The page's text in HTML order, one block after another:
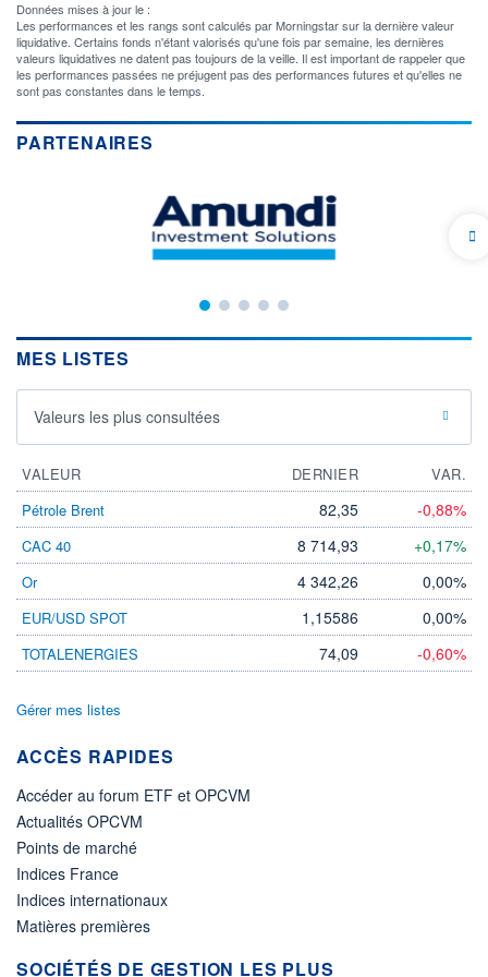
Données mises à jour le :
Les performances et les rangs sont calculés par Morningstar sur la dernière valeur
liquidative. Certains fonds n'étant valorisés qu'une fois par semaine, les dernières
valeurs liquidatives ne datent pas toujours de la veille. Il est important de rappeler que
les performances passées ne préjugent pas des performances futures et qu'elles ne
sont pas constantes dans le temps.
PARTENAIRES
MES LISTES
Valeurs les plus consultées
VALEUR DERNIER
VAR.
Pétrole Brent
82,35 -0,88%
CAC 40 8 714,93 +0,17%
Or 4 342,26 0,00%
EUR/USD SPOT 1,15586 0,00%
TOTALENERGIES 74,09 -0,60%
Gérer mes listes
ACCÈS RAPIDES
Accéder au forum ETF et OPCVM
Actualités OPCVM
Points de marché
Indices France
Indices internationaux
Matières premières
SOCIÉTÉS DE GESTION LES PLUS